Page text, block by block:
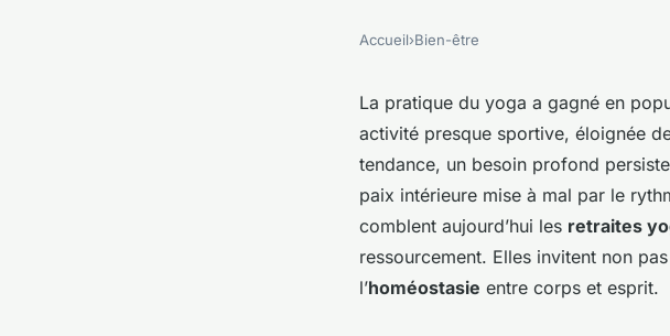
Découvrez les retraites de
revitaliser votre esprit
13 min de lecture
Accueil›Bien-être
La pratique du yoga a gagné en
activité presque sportive, éloignée
tendance, un besoin profond
paix intérieure mise à mal par le
comblent aujourd’hui les retraites
ressourcement. Elles invitent non
l’homéostasie entre corps et esprit.